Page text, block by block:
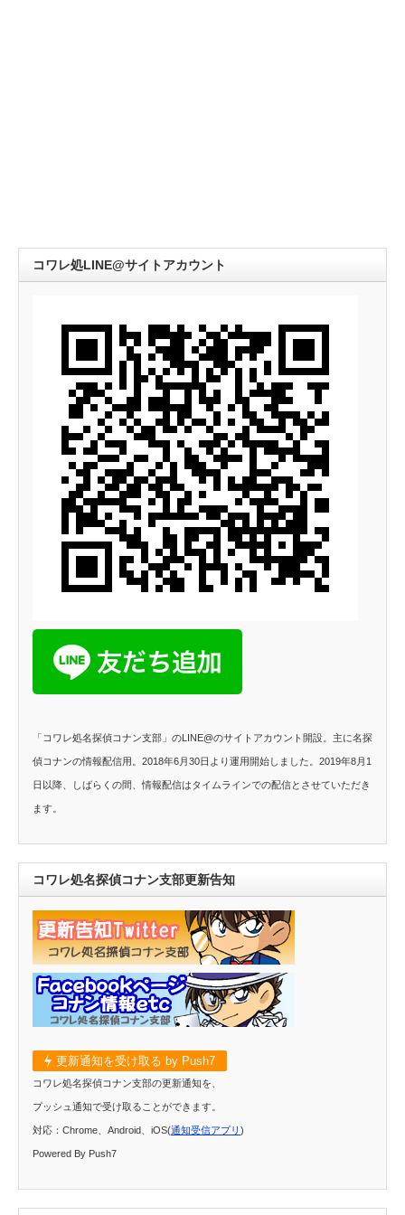
コワレ処LINE@サイトアカウント
「コワレ処名探偵コナン支部」のLINE@のサイトアカウント開設。主に名探
偵コナンの情報配信用。2018年6月30日より運用開始しました。2019年8月1
日以降、しばらくの間、情報配信はタイムラインでの配信とさせていただき
ます。
コワレ処名探偵コナン支部更新告知
更新通知を受け取る by Push7
コワレ処名探偵コナン支部の更新通知を、
プッシュ通知で受け取ることができます。
対応：Chrome、Android、iOS(通知受信アプリ )
Powered By Push7